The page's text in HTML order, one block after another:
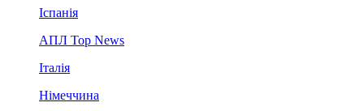
Іспанія
АПЛ Top News
Італія
Німеччина